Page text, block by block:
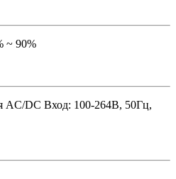
~ 90%
AC/DC Вход: 100-264В, 50Гц,